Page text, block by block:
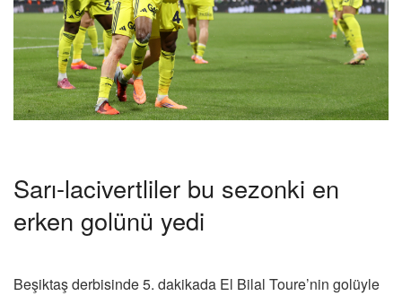
Sarı-lacivertliler bu sezonki en
erken golünü yedi
Beşiktaş derbisinde 5. dakikada El Bilal Toure’nin golüyle